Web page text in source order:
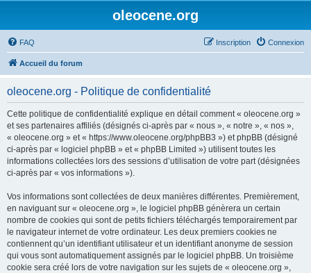
oleocene.org
FAQ Connexion
Inscription
Accueil du forum
oleocene.org - Politique de confidentialité
Cette politique de confidentialité explique en détail comment « oleocene.org »
et ses partenaires affiliés (désignés ci-après par « nous », « notre », « nos »,
« oleocene.org » et « https://www.oleocene.org/phpBB3 ») et phpBB (désigné
ci-après par « logiciel phpBB » et « phpBB Limited ») utilisent toutes les
informations collectées lors des sessions d’utilisation de votre part (désignées
ci-après par « vos informations »).
Vos informations sont collectées de deux manières différentes. Premièrement,
en naviguant sur « oleocene.org », le logiciel phpBB génèrera un certain
nombre de cookies qui sont de petits fichiers téléchargés temporairement par
le navigateur internet de votre ordinateur. Les deux premiers cookies ne
contiennent qu’un identifiant utilisateur et un identifiant anonyme de session
qui vous sont automatiquement assignés par le logiciel phpBB. Un troisième
cookie sera créé lors de votre navigation sur les sujets de « oleocene.org »,